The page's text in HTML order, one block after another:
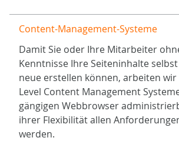
Content-Management-Systeme
Damit Sie oder Ihre Mitarbeiter
Kenntnisse Ihre Seiteninhalte
neue erstellen können, arbeiten
Level Content Management
gängigen Webbrowser
ihrer Flexibilität allen
werden.